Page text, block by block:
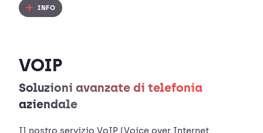
INFO
VOIP
Soluzioni avanzate di telefonia
aziendale
Il nostro servizio VoIP (Voice over Internet